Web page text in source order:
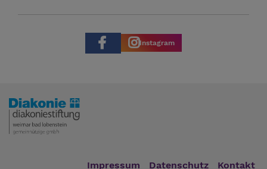
Instagram
Impressum Datenschutz Kontakt